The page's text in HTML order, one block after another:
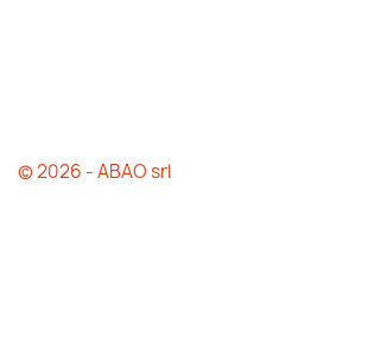
© 2026 - ABAO srl